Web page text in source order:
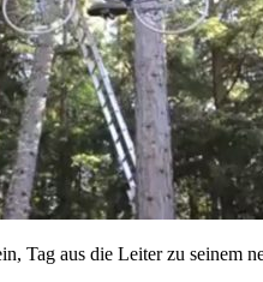
Tag aus die Leiter zu seinem